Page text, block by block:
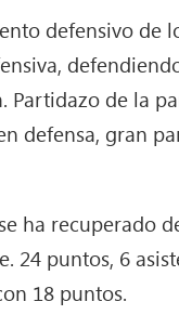
defensivo de
Partidazo de la
defensa, gran
ha recuperado
24 puntos, 6
18 puntos.